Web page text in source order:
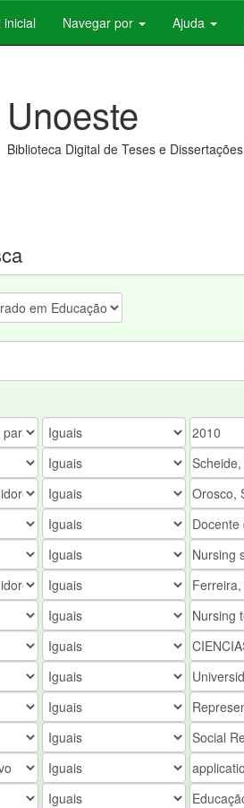
Navegar por Ajuda
Unoeste
Biblioteca Digital de Teses e Dissertações